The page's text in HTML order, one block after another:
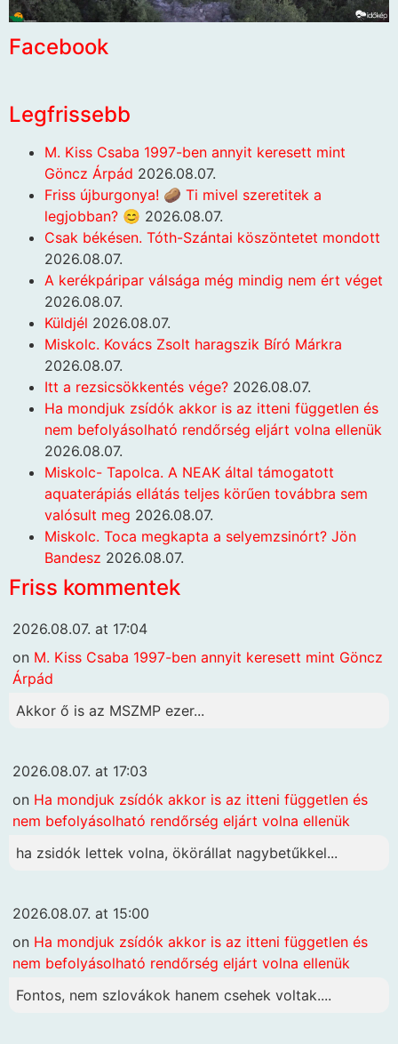
Facebook
Legfrissebb
M. Kiss Csaba 1997-ben annyit keresett mint
Göncz Árpád 2026.08.07.
Friss újburgonya! 🥔 Ti mivel szeretitek a
legjobban? 😊 2026.08.07.
Csak békésen. Tóth-Szántai köszöntetet mondott
2026.08.07.
A kerékpáripar válsága még mindig nem ért véget
2026.08.07.
Küldjél 2026.08.07.
Miskolc. Kovács Zsolt haragszik Bíró Márkra
2026.08.07.
Itt a rezsicsökkentés vége? 2026.08.07.
Ha mondjuk zsídók akkor is az itteni független és
nem befolyásolható rendőrség eljárt volna ellenük
2026.08.07.
Miskolc- Tapolca. A NEAK által támogatott
aquaterápiás ellátás teljes körűen továbbra sem
valósult meg 2026.08.07.
Miskolc. Toca megkapta a selyemzsinórt? Jön
Bandesz 2026.08.07.
Friss kommentek
2026.08.07. at 17:04
on M. Kiss Csaba 1997-ben annyit keresett mint Göncz
Árpád
Akkor ő is az MSZMP ezer...
2026.08.07. at 17:03
on Ha mondjuk zsídók akkor is az itteni független és
nem befolyásolható rendőrség eljárt volna ellenük
ha zsidók lettek volna, ökörállat nagybetűkkel...
2026.08.07. at 15:00
on Ha mondjuk zsídók akkor is az itteni független és
nem befolyásolható rendőrség eljárt volna ellenük
Fontos, nem szlovákok hanem csehek voltak....